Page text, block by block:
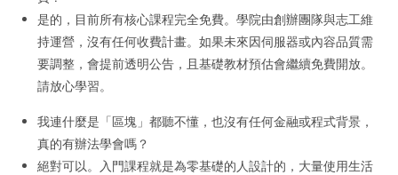
是的，目前所有核心課程完全免費。學院由創辦團隊與志工維
持運營，沒有任何收費計畫。如果未來因伺服器或內容品質需
要調整，會提前透明公告，且基礎教材預估會繼續免費開放。
請放心學習。
我連什麼是「區塊」都聽不懂，也沒有任何金融或程式背景，
真的有辦法學會嗎？
絕對可以。入門課程就是為零基礎的人設計的，大量使用生活